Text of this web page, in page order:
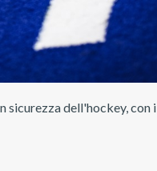
sicurezza dell'hockey, con i